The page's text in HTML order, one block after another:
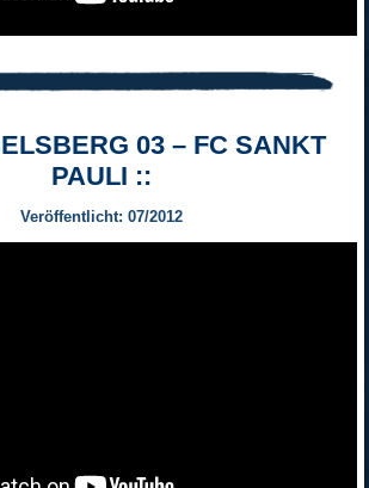
03 – FC SANKT
PAULI ::
Veröffentlicht: 07/2012